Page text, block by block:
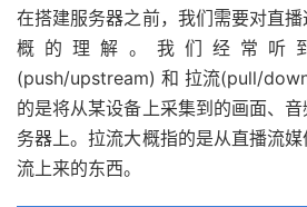
在搭建服务器之前，我们需要对直
概的理解。我们经常听
(push/upstream) 和 拉流(pull/
的是将从某设备上采集到的画面、
务器上。拉流大概指的是从直播流
流上来的东西。